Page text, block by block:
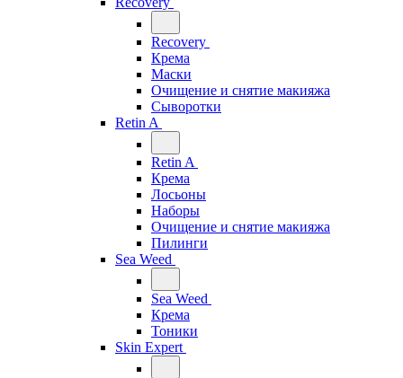
Recovery
Крема
Маски
Очищение и снятие макияжа
Сыворотки
Retin A
Retin A
Крема
Лосьоны
Наборы
Очищение и снятие макияжа
Пилинги
Sea Weed
Sea Weed
Крема
Тоники
Skin Expert